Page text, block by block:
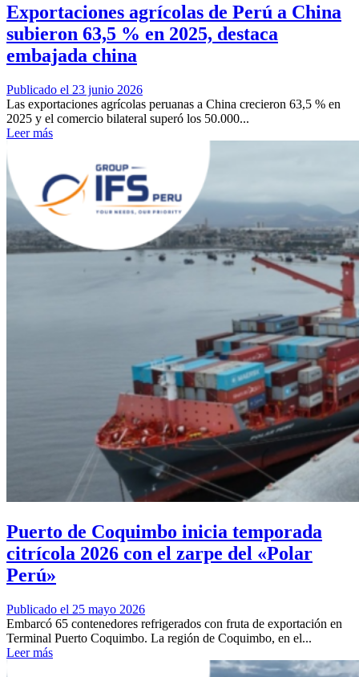
Exportaciones agrícolas de Perú a China
subieron 63,5 % en 2025, destaca
embajada china
Publicado el 23 junio 2026
Las exportaciones agrícolas peruanas a China crecieron 63,5 % en
2025 y el comercio bilateral superó los 50.000...
Leer más
Puerto de Coquimbo inicia temporada
citrícola 2026 con el zarpe del «Polar
Perú»
Publicado el 25 mayo 2026
Embarcó 65 contenedores refrigerados con fruta de exportación en
Terminal Puerto Coquimbo. La región de Coquimbo, en el...
Leer más